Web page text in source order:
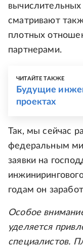
сматривают
плотных
партнерами.
ЧИТАЙТЕ ТАКЖЕ
Будущие
проектах
Так, мы сейчас
федеральным
заявки на
годам он
Особое
уделяется
специалистов.